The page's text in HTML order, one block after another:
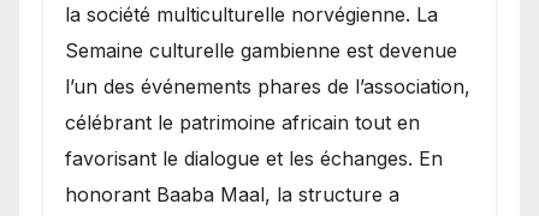
la société multiculturelle norvégienne. La
Semaine culturelle gambienne est devenue
l’un des événements phares de l’association,
célébrant le patrimoine africain tout en
favorisant le dialogue et les échanges. En
honorant Baaba Maal, la structure a